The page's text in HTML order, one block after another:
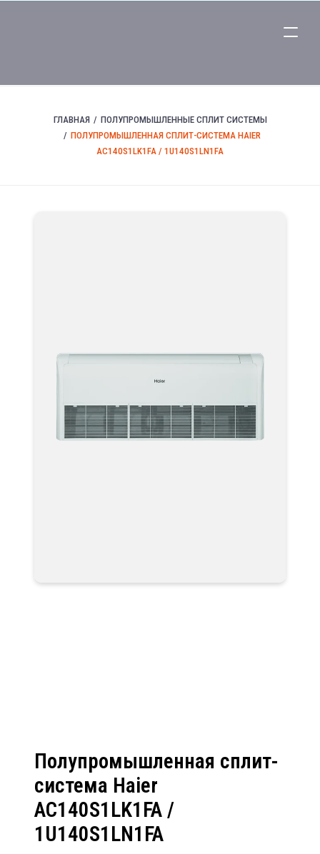
ГЛАВНАЯ
ПОЛУПРОМЫШЛЕННЫЕ СПЛИТ СИСТЕМЫ
ПОЛУПРОМЫШЛЕННАЯ СПЛИТ-СИСТЕМА HAIER
AC140S1LK1FA / 1U140S1LN1FA
Полупромышленная сплит-
система Haier
AC140S1LK1FA /
1U140S1LN1FA